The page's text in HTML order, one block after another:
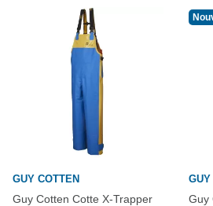
GUY COTTEN
Guy Cotten Cotte X-Trapper
GUY
Guy